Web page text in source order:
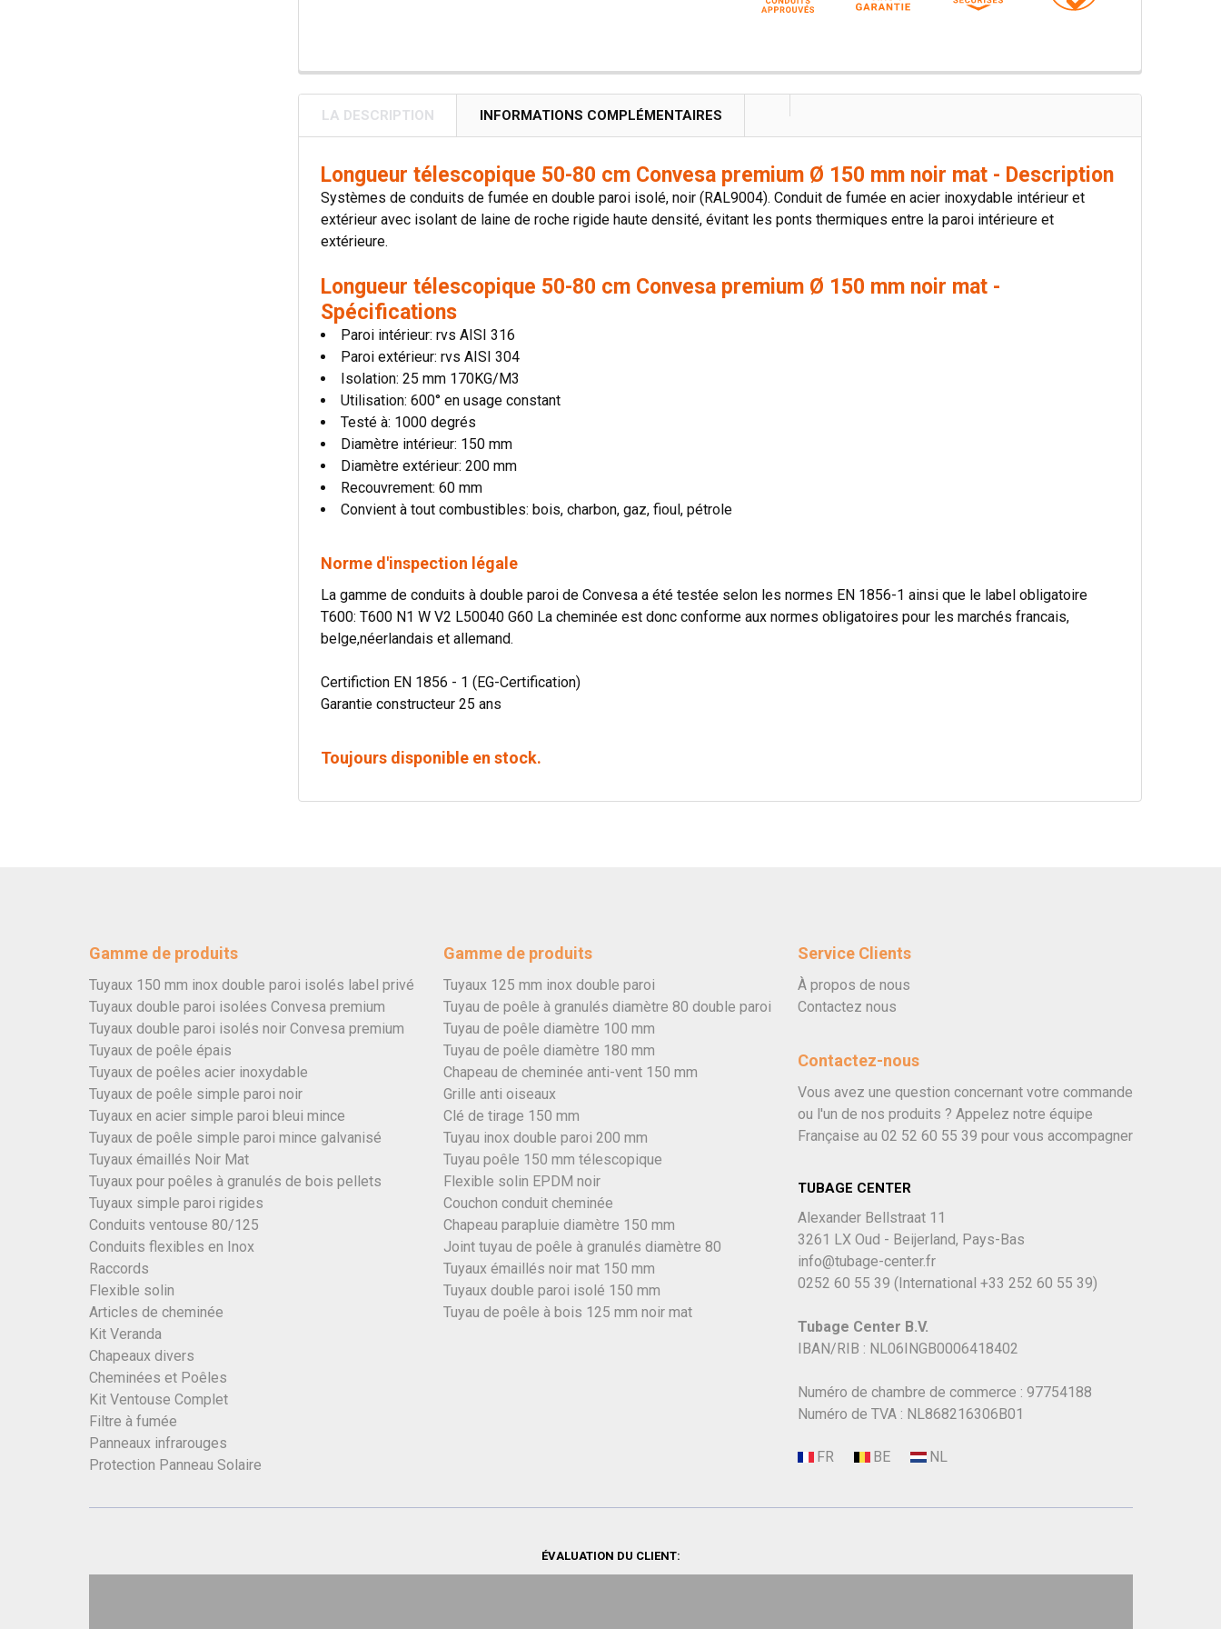
LA DESCRIPTION INFORMATIONS COMPLÉMENTAIRES
Longueur télescopique 50-80 cm Convesa premium Ø 150 mm noir mat - Description
Systèmes de conduits de fumée en double paroi isolé, noir (RAL9004). Conduit de fumée en acier inoxydable intérieur et
extérieur avec isolant de laine de roche rigide haute densité, évitant les ponts thermiques entre la paroi intérieure et
extérieure.
Longueur télescopique 50-80 cm Convesa premium Ø 150 mm noir mat -
Spécifications
Paroi intérieur: rvs AISI 316
Paroi extérieur: rvs AISI 304
Isolation: 25 mm 170KG/M3
Utilisation: 600° en usage constant
Testé à: 1000 degrés
Diamètre intérieur: 150 mm
Diamètre extérieur: 200 mm
Recouvrement: 60 mm
Convient à tout combustibles: bois, charbon, gaz, fioul, pétrole
Norme d'inspection légale
La gamme de conduits à double paroi de Convesa a été testée selon les normes EN 1856-1 ainsi que le label obligatoire
T600: T600 N1 W V2 L50040 G60 La cheminée est donc conforme aux normes obligatoires pour les marchés francais,
belge,néerlandais et allemand.
Certifiction EN 1856 - 1 (EG-Certification)
Garantie constructeur 25 ans
Toujours disponible en stock.
Gamme de produits
Tuyaux 150 mm inox double paroi isolés label privé
Tuyaux double paroi isolées Convesa premium
Tuyaux double paroi isolés noir Convesa premium
Tuyaux de poêle épais
Tuyaux de poêles acier inoxydable
Tuyaux de poêle simple paroi noir
Tuyaux en acier simple paroi bleui mince
Tuyaux de poêle simple paroi mince galvanisé
Tuyaux émaillés Noir Mat
Tuyaux pour poêles à granulés de bois pellets
Tuyaux simple paroi rigides
Conduits ventouse 80/125
Conduits flexibles en Inox
Raccords
Flexible solin
Articles de cheminée
Kit Veranda
Chapeaux divers
Cheminées et Poêles
Kit Ventouse Complet
Filtre à fumée
Panneaux infrarouges
Protection Panneau Solaire
Gamme de produits
Tuyaux 125 mm inox double paroi
Tuyau de poêle à granulés diamètre 80 double paroi
Tuyau de poêle diamètre 100 mm
Tuyau de poêle diamètre 180 mm
Chapeau de cheminée anti-vent 150 mm
Grille anti oiseaux
Clé de tirage 150 mm
Tuyau inox double paroi 200 mm
Tuyau poêle 150 mm télescopique
Flexible solin EPDM noir
Couchon conduit cheminée
Chapeau parapluie diamètre 150 mm
Joint tuyau de poêle à granulés diamètre 80
Tuyaux émaillés noir mat 150 mm
Tuyaux double paroi isolé 150 mm
Tuyau de poêle à bois 125 mm noir mat
Service Clients
À propos de nous
Contactez nous
Contactez-nous
Vous avez une question concernant votre commande
ou l'un de nos produits ? Appelez notre équipe
Française au 02 52 60 55 39 pour vous accompagner
TUBAGE CENTER
Alexander Bellstraat 11
3261 LX Oud - Beijerland, Pays-Bas
info@tubage-center.fr
0252 60 55 39 (International +33 252 60 55 39)
Tubage Center B.V.
IBAN/RIB : NL06INGB0006418402
Numéro de chambre de commerce : 97754188
Numéro de TVA : NL868216306B01
ÉVALUATION DU CLIENT: